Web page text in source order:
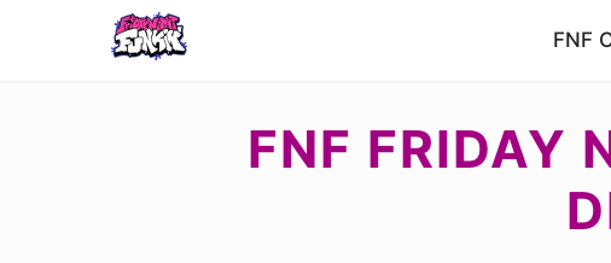
FNF
FNF FRIDAY